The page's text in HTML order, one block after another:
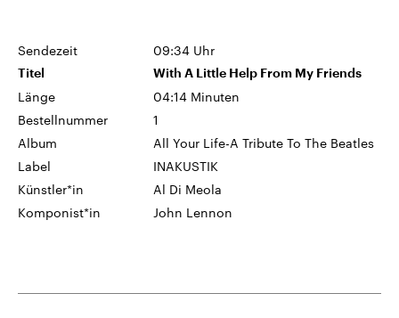
Sendezeit 09:34 Uhr
Titel With A Little Help From My Friends
Länge
04:14 Minuten
Bestellnummer
1
Album
All Your Life-A Tribute To The Beatles
Label
INAKUSTIK
Künstler*in
Al Di Meola
Komponist*in
John Lennon